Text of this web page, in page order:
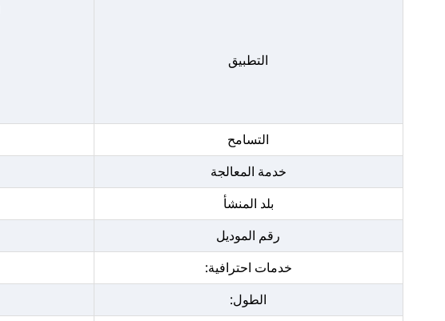
التطبيق
التسامح
خدمة المعالجة
بلد المنشأ
رقم الموديل
خدمات احترافية:
الطول: